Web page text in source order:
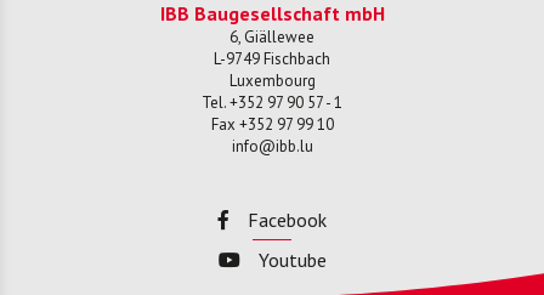
IBB Baugesellschaft mbH
6, Giällewee
L-9749Fischbach
Luxembourg
Tel.+352 97 90 57 - 1
Fax +352 97 99 10
info@ibb.lu
Facebook
Youtube